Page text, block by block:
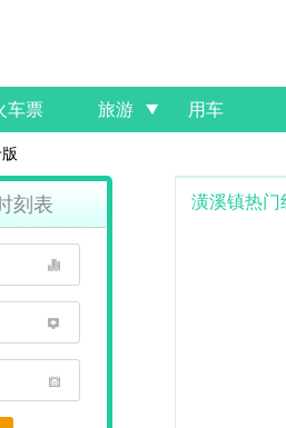
车票 旅游 用车
刻表
1
1
潢溪镇热门